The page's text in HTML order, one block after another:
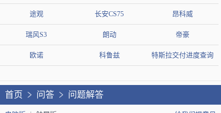
途观 长安CS75 昂科威
瑞风S3 朗动 帝豪
欧诺 科鲁兹 特斯拉交付进度查询
首页 问答 问题解答